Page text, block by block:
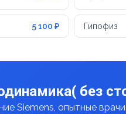
5 100 ₽ Гипофиз
без
Siemens, опытные